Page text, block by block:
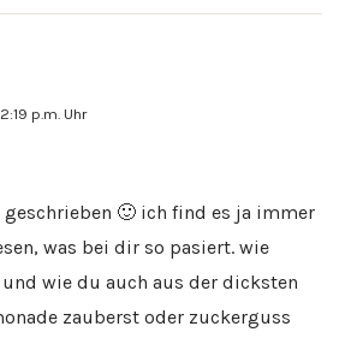
p.m. Uhr
🙂 ich find es ja immer
was bei dir so pasiert. wie
wie du auch aus der dicksten
zauberst oder zuckerguss